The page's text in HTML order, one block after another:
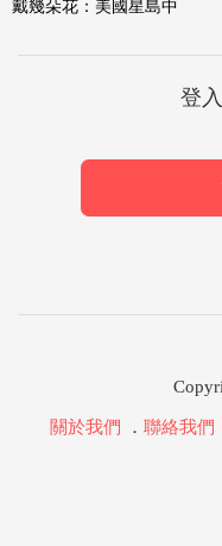
戴幾朵花：美國星島中
登
關於我們 ． 聯絡我們